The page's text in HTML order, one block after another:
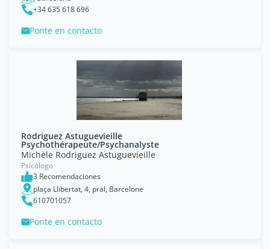
+34 635 618 696
Ponte en contacto
Rodriguez Astuguevieille
Psychothérapeute/Psychanalyste
Michèle Rodriguez Astuguevieille
Psicólogo
3 Recomendaciones
plaça Llibertat, 4, pral, Barcelone
610701057
Ponte en contacto